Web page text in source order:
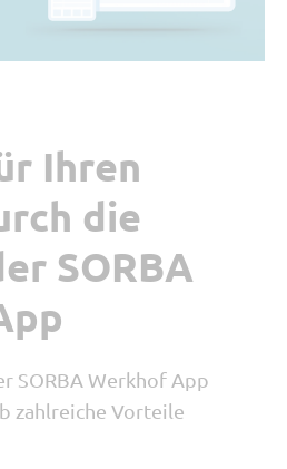
Ihren
die
SORBA
SORBA Werkhof App
zahlreiche Vorteile